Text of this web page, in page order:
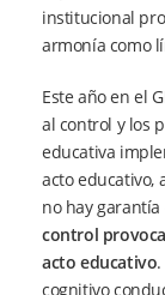
institucional
armonía como
Este año en el
al control y los
educativa
acto educativo,
no hay
control
acto educativo
cognitivo